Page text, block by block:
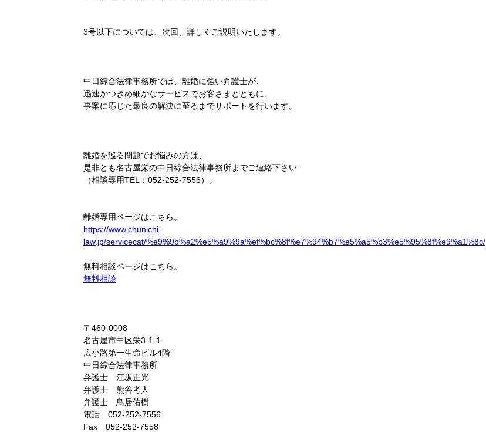
3号以下については、次回、詳しくご説明いたします。
中日綜合法律事務所では、離婚に強い弁護士が、
迅速かつきめ細かなサービスでお客さまとともに、
事案に応じた最良の解決に至るまでサポートを行います。
離婚を巡る問題でお悩みの方は、
是非とも名古屋栄の中日綜合法律事務所までご連絡下さい
（相談専用TEL：052-252-7556）。
離婚専用ページはこちら。
https://www.chunichi-
law.jp/servicecat/%e9%9b%a2%e5%a9%9a%ef%bc%8f%e7%94%b7%e5%a5%b3%e5%95%8f%e9%a1%8c/
無料相談ページはこちら。
無料相談
〒460-0008
名古屋市中区栄3-1-1
広小路第一生命ビル4階
中日綜合法律事務所
弁護士 江坂正光
弁護士 熊谷考人
弁護士 鳥居佑樹
電話 052-252-7556
Fax 052-252-7558